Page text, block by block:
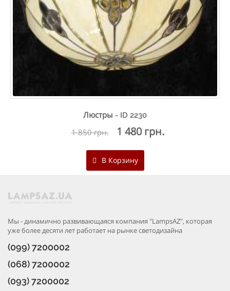
Люстры - ID 2230
1 850 грн. 1 480 грн.
В Корзину
Мы - динамично развивающаяся компания "LampsAZ", которая
уже более десяти лет работает на рынке светодизайна
(099) 7200002
(068) 7200002
(093) 7200002